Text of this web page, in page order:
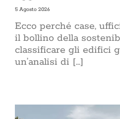
5 Agosto 2026
Ecco perché case,
il bollino della
classificare gli edifici
un’analisi di [...]